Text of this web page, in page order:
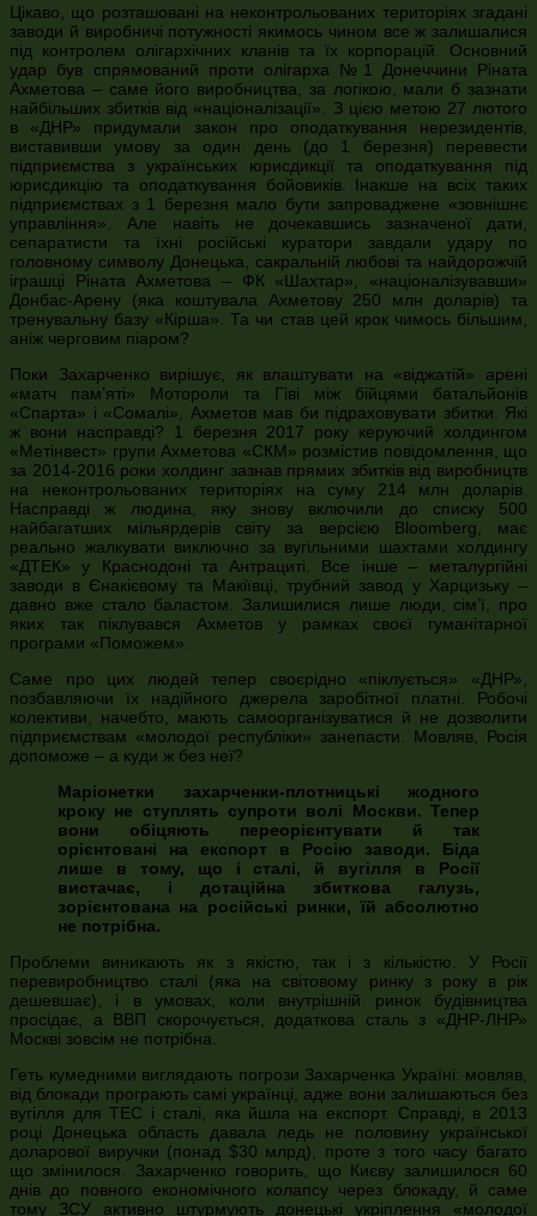
Цікаво, що розташовані на неконтрольованих територіях згадані
заводи й виробничі потужності якимось чином все ж залишалися
під контролем олігархічних кланів та їх корпорацій. Основний
удар був спрямований проти олігарха №1 Донеччини Ріната
Ахметова – саме його виробництва, за логікою, мали б зазнати
найбільших збитків від «націоналізації». З цією метою 27 лютого
в «ДНР» придумали закон про оподаткування нерезидентів,
виставивши умову за один день (до 1 березня) перевести
підприємства з українських юрисдикції та оподаткування під
юрисдикцію та оподаткування бойовиків. Інакше на всіх таких
підприємствах з 1 березня мало бути запроваджене «зовнішнє
управління». Але навіть не дочекавшись зазначеної дати,
сепаратисти та їхні російські куратори завдали удару по
головному символу Донецька, сакральній любові та найдорожчій
іграшці Ріната Ахметова – ФК «Шахтар», «націоналізувавши»
Донбас-Арену (яка коштувала Ахметову 250 млн доларів) та
тренувальну базу «Кірша». Та чи став цей крок чимось більшим,
аніж черговим піаром?
Поки Захарченко вирішує, як влаштувати на «віджатій» арені
«матч пам’яті» Мотороли та Гіві між бійцями батальйонів
«Спарта» і «Сомалі», Ахметов мав би підраховувати збитки. Які
ж вони насправді? 1 березня 2017 року керуючий холдингом
«Метінвест» групи Ахметова «СКМ» розмістив повідомлення, що
за 2014-2016 роки холдинг зазнав прямих збитків від виробництв
на неконтрольованих територіях на суму 214 млн доларів.
Насправді ж людина, яку знову включили до списку 500
найбагатших мільярдерів світу за версією Bloomberg, має
реально жалкувати виключно за вугільними шахтами холдингу
«ДТЕК» у Краснодоні та Антрациті. Все інше – металургійні
заводи в Єнакієвому та Макіївці, трубний завод у Харцизьку –
давно вже стало баластом. Залишилися лише люди, сім’ї, про
яких так піклувався Ахметов у рамках своєї гуманітарної
програми «Поможем».
Саме про цих людей тепер своєрідно «піклується» «ДНР»,
позбавляючи їх надійного джерела заробітної платні. Робочі
колективи, начебто, мають самоорганізуватися й не дозволити
підприємствам «молодої республіки» занепасти. Мовляв, Росія
допоможе – а куди ж без неї?
Маріонетки захарченки-плотницькі жодного
кроку не ступлять супроти волі Москви. Тепер
вони обіцяють переорієнтувати й так
орієнтовані на експорт в Росію заводи. Біда
лише в тому, що і сталі, й вугілля в Росії
вистачає, і дотаційна збиткова галузь,
зорієнтована на російські ринки, їй абсолютно
не потрібна.
Проблеми виникають як з якістю, так і з кількістю. У Росії
перевиробництво сталі (яка на світовому ринку з року в рік
дешевшає), і в умовах, коли внутрішній ринок будівництва
просідає, а ВВП скорочується, додаткова сталь з «ДНР-ЛНР»
Москві зовсім не потрібна.
Геть кумедними виглядають погрози Захарченка Україні: мовляв,
від блокади програють самі українці, адже вони залишаються без
вугілля для ТЕС і сталі, яка йшла на експорт. Справді, в 2013
році Донецька область давала ледь не половину української
доларової виручки (понад $30 млрд), проте з того часу багато
що змінилося. Захарченко говорить, що Києву залишилося 60
днів до повного економічного колапсу через блокаду, й саме
тому ЗСУ активно штурмують донецькі укріплення «молодої